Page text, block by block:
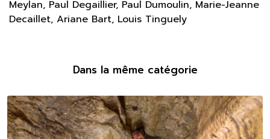
Meylan, Paul Degaillier, Paul Dumoulin, Marie-Jeanne
Decaillet, Ariane Bart, Louis Tinguely
Dans la même catégorie